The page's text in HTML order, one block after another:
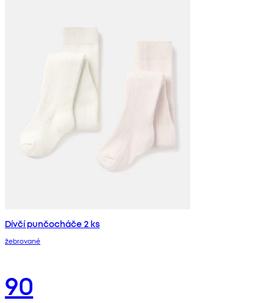
Dívčí punčocháče 2 ks
žebrované
90